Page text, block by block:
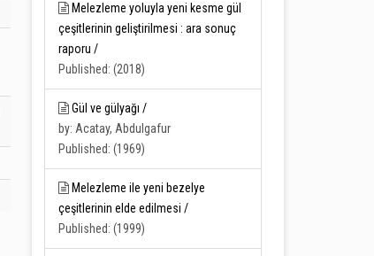
Melezleme yoluyla yeni kesme gül
çeşitlerinin geliştirilmesi : ara sonuç
raporu /
Published: (2018)
Gül ve gülyağı /
by: Acatay, Abdulgafur
Published: (1969)
Melezleme ile yeni bezelye
çeşitlerinin elde edilmesi /
Published: (1999)